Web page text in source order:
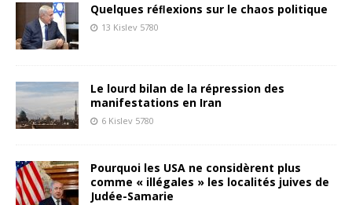
Quelques réﬂexions sur le chaos politique
13 Kislev 5780
Le lourd bilan de la répression des
manifestations en Iran
6 Kislev 5780
Pourquoi les USA ne considèrent plus
comme « illégales » les localités juives de
Judée-Samarie